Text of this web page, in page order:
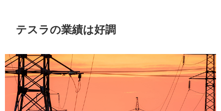
テスラの業績は好調